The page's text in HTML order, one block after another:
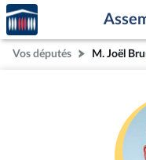
Aller au contenu
Aller en bas de la page
Accèder
à la
page
d'accueil
Vos députés